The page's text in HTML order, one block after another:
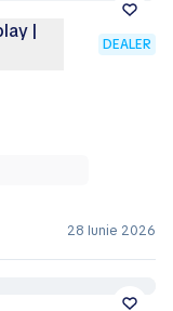
|
DEALER
28 Iunie 2026